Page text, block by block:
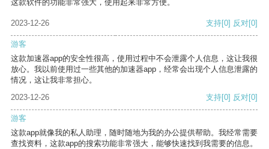
这款软件的功能非常强大，使用起来非常方便。
2023-12-26 支持[0] 反对[0]
游客
这款加速器app的安全性很高，使用过程中不会泄露个人信息，这让我很
放心。我以前使用过一些其他的加速器app，经常会出现个人信息泄露的
情况，这让我非常担心。
2023-12-26
支持[0] 反对[0]
游客
这款app就像我的私人助理，随时随地为我的办公提供帮助。我经常需要
查找资料，这款app的搜索功能非常强大，能够快速找到我需要的信息。